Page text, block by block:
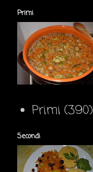
Primi
Primi (390)
Secondi